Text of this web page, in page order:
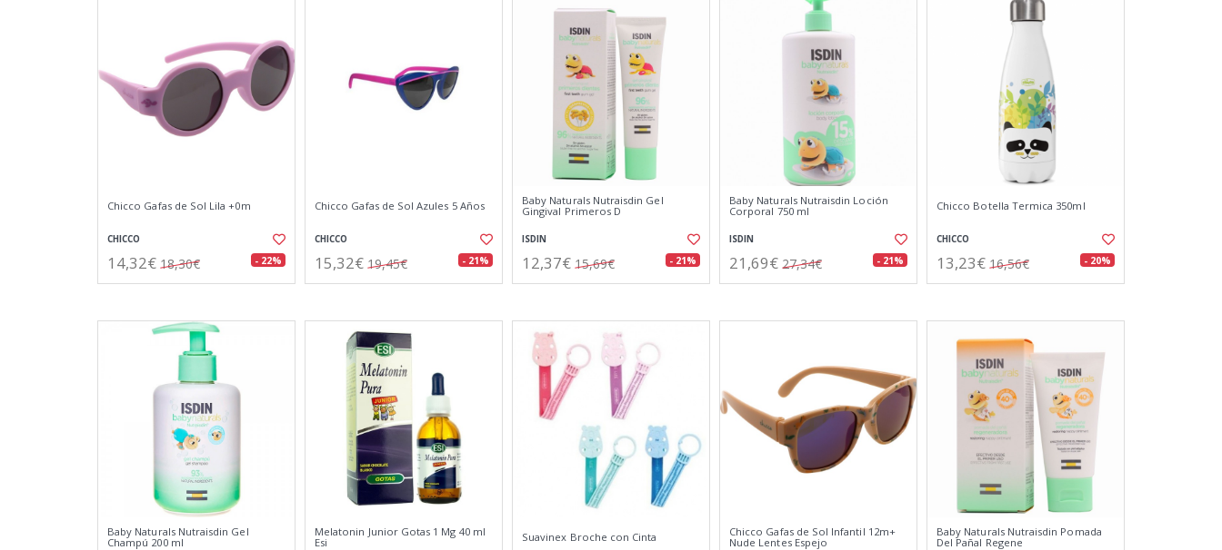
Chicco Gafas de Sol Lila +0m
CHICCO
14,32€ 18,30€ - 22%
Chicco Gafas de Sol Azules 5 Años
CHICCO
15,32€ 19,45€ - 21%
Baby Naturals Nutraisdin Gel
Gingival Primeros D
ISDIN
12,37€ 15,69€ - 21%
Baby Naturals Nutraisdin Loción
Corporal 750 ml
ISDIN
21,69€ 27,34€ - 21%
Chicco Botella Termica 350ml
CHICCO
13,23€ 16,56€ - 20%
Baby Naturals Nutraisdin Gel
Champú 200 ml
Melatonin Junior Gotas 1 Mg 40 ml
Esi
Suavinex Broche con Cinta
Chicco Gafas de Sol Infantil 12m+
Nude Lentes Espejo
Baby Naturals Nutraisdin Pomada
Del Pañal Regene